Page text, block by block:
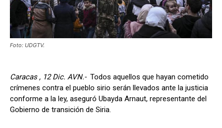
Foto: UDGTV.
Caracas , 12 Dic. AVN.- Todos aquellos que hayan cometido
crímenes contra el pueblo sirio serán llevados ante la justicia
conforme a la ley, aseguró Ubayda Arnaut, representante del
Gobierno de transición de Siria.